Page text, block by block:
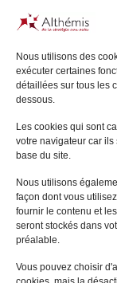
Nous utilisons des
exécuter certaines
détaillées sur tous les
dessous.
Les cookies qui sont
votre navigateur car
base du site.
Nous utilisons
façon dont vous
fournir le contenu et
seront stockés dans
préalable.
Vous pouvez choisir
SCI et